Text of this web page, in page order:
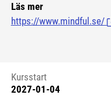
Läs mer
https://www.mindful.se/
Kursstart 6299198
Kursstart
2027-01-04